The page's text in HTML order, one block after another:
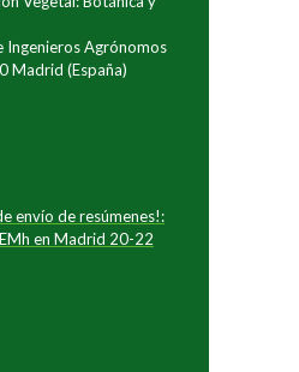
Ingenieros Agrónomos
Madrid (España)
envío de resúmenes!:
en Madrid 20-22